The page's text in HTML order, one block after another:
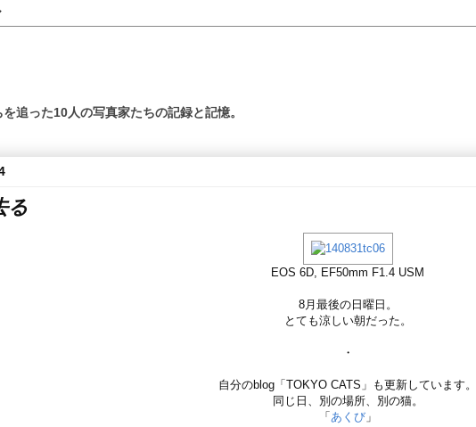
追った10人の写真家たちの記録と記憶。
る
EOS 6D, EF50mm F1.4 USM
8月最後の日曜日。
とても涼しい朝だった。
・
自分のblog「TOKYO CATS」も更新しています。
同じ日、別の場所、別の猫。
「 あくび」